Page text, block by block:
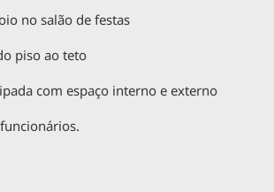
no salão de festas
piso ao teto
com espaço interno e externo